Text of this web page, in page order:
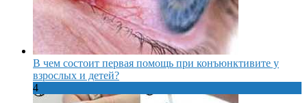
В чем состоит первая помощь при конъюнктивите у
взрослых и детей?
4